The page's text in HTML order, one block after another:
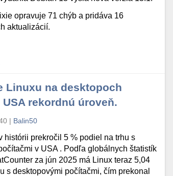
usr/local/bin/carp-down.sh
usr/local/bin/carp-down.sh
opravuje 71 chýb a pridáva 16
aktualizácií.
Linuxu na desktopoch
rekordnú úroveň.
| Balin50
histórii prekročil 5 % podiel na trhu s
v USA . Podľa globálnych štatistík
za jún 2025 má Linux teraz 5,04
s desktopovými počítačmi, čím prekonal